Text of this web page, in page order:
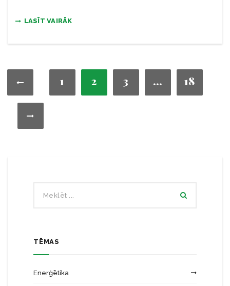
LASĪT VAIRĀK
1 2 3 … 18
TĒMAS
Enerģētika